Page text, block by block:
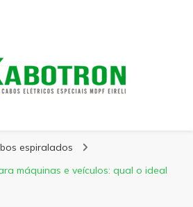
espiralados
máquinas e veículos: qual o ideal